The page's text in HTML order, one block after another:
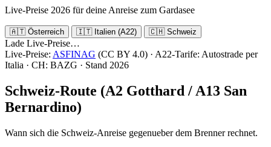
Live-Preise 2026 für deine Anreise zum Gardasee
🇦🇹 Österreich 🇮🇹 Italien (A22) 🇨🇭 Schweiz
Lade Live-Preise…
Live-Preise: ASFINAG (CC BY 4.0) · A22-Tarife: Autostrade per
Italia · CH: BAZG · Stand 2026
Schweiz-Route (A2 Gotthard / A13 San
Bernardino)
Wann sich die Schweiz-Anreise gegenueber dem Brenner rechnet.